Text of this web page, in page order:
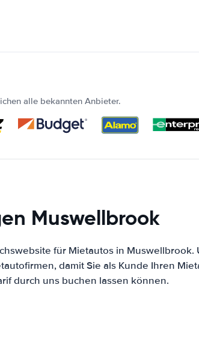
alle bekannten Anbieter.
Muswellbrook
für Mietautos in Muswellbrook.
damit Sie als Kunde Ihren
durch uns buchen lassen können.